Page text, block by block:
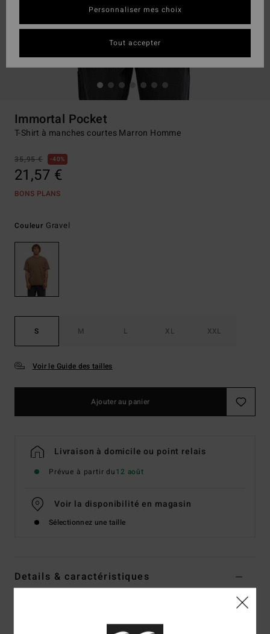
Immortal Pocket
T-Shirt à manches courtes Marron Homme
35,95 € 40%
21,57 €
BONS PLANS
Couleur Gravel
S M L XL XXL
Voir le Guide des tailles
Ajouter au panier
Livraison à domicile ou point relais
Prévue à partir du12 août
Voir la disponibilité en magasin
Sélectionnez une taille
Details & caractéristiques
Code couleur
Personnaliser mes choix
Tout accepter